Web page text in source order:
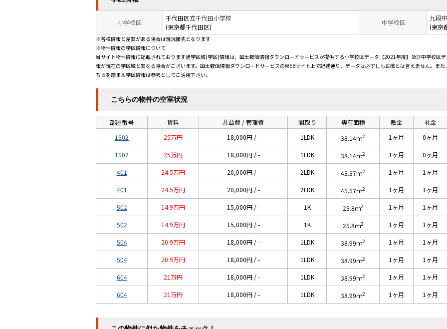
小学校区
千代田区立千代田小学校
(東京都千代田区)
中学校区
九段
(東京
※各種情報と差異がある場合は現況優先となります
※物件情報の学区情報について
当サイト物件情報に記載されております通学区域(学区)情報は、国土数値情報ダウンロードサービスが提供する小学校区データ【2021年度】及び中学校区
報が現在の学区域と異なる場合がございます。国土数値情報ダウンロードサービスのWEBサイト上で記述通り、データは必ずしも正確とは言えません。ま
ちらを踏まえ学区情報は参考としてご活用下さい。
こちらの物件の空室状況
部屋番号 賃料 共益費 / 管理費 間取り 専有面積 敷金
礼金
1502
25万円 18,000円 / - 1LDK 38.14ｍ2 1ヶ月 0ヶ月
1502 25万円 18,000円 / - 1LDK 38.14ｍ2 1ヶ月 0ヶ月
401 24.5万円 20,000円 / - 2LDK 45.57ｍ2 1ヶ月 1ヶ月
401 24.5万円 20,000円 / - 2LDK 45.57ｍ2 1ヶ月 1ヶ月
502 14.9万円 15,000円 / - 1K 25.8ｍ2 1ヶ月 1ヶ月
502 14.9万円 15,000円 / - 1K 25.8ｍ2 1ヶ月 1ヶ月
504 20.9万円 18,000円 / - 1LDK 38.99ｍ2 1ヶ月 1ヶ月
504 20.9万円 18,000円 / - 1LDK 38.99ｍ2 1ヶ月 1ヶ月
604 21万円 18,000円 / - 1LDK 38.99ｍ2 1ヶ月 1ヶ月
604 21万円 18,000円 / - 1LDK 38.99ｍ2 1ヶ月 1ヶ月